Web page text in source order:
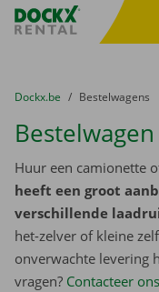
Fratello DEMO
U bevindt zich hier:
van
Dockx.be naar
Bestelwagens
Huur een camionette
heeft een groot
verschillende
het-zelver of kleine
onverwachte levering
vragen? Contacteer ons